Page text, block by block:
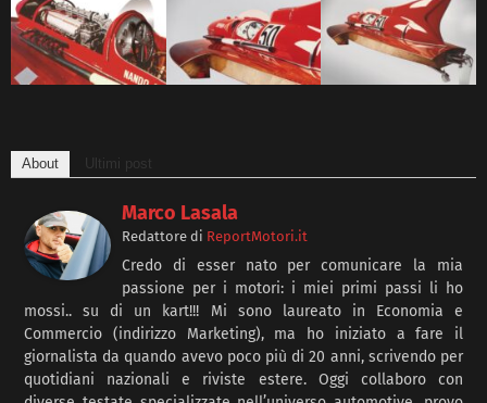
About Ultimi post
Marco Lasala
Redattore di ReportMotori.it
Credo di esser nato per comunicare la mia
passione per i motori: i miei primi passi li ho
mossi.. su di un kart!!! Mi sono laureato in Economia e
Commercio (indirizzo Marketing), ma ho iniziato a fare il
giornalista da quando avevo poco più di 20 anni, scrivendo per
quotidiani nazionali e riviste estere. Oggi collaboro con